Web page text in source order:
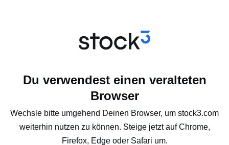
Du verwendest einen veralteten
Browser
Wechsle bitte umgehend Deinen Browser, um stock3.com
weiterhin nutzen zu können. Steige jetzt auf Chrome,
Firefox, Edge oder Safari um.